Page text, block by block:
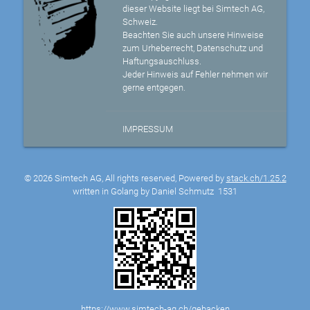
dieser Website liegt bei Simtech AG,
Schweiz.
Beachten Sie auch unsere Hinweise
zum Urheberrecht, Datenschutz und
Haftungsauschluss.
Jeder Hinweis auf Fehler nehmen wir
gerne entgegen.
IMPRESSUM
© 2026 Simtech AG, All rights reserved, Powered by stack.ch/1.25.2
written in Golang by Daniel Schmutz 1531